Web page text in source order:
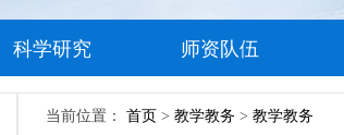
科学研究 师资队伍
当前位置： 首页 > 教学教务 > 教学教务